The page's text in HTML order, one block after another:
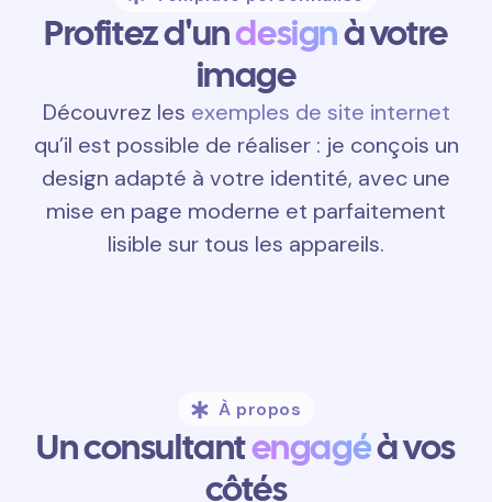
Profitez d'undesignà votre
image
Découvrez les exemples de site internet
qu’il est possible de réaliser : je conçois un
design adapté à votre identité, avec une
mise en page moderne et parfaitement
lisible sur tous les appareils.
À propos
Un consultantengagéà vos
côtés